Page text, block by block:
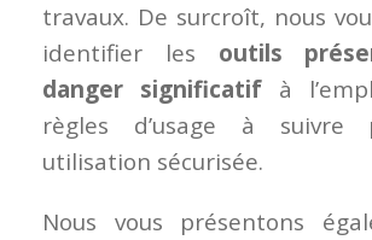
travaux. De surcroît, nous
identifier les outils
danger significatifà
règles d’usage à suivre
utilisation sécurisée.
Nous vous présentons